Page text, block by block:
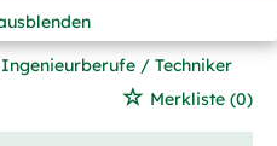
Ingenieurberufe / Techniker
Merkliste (0)